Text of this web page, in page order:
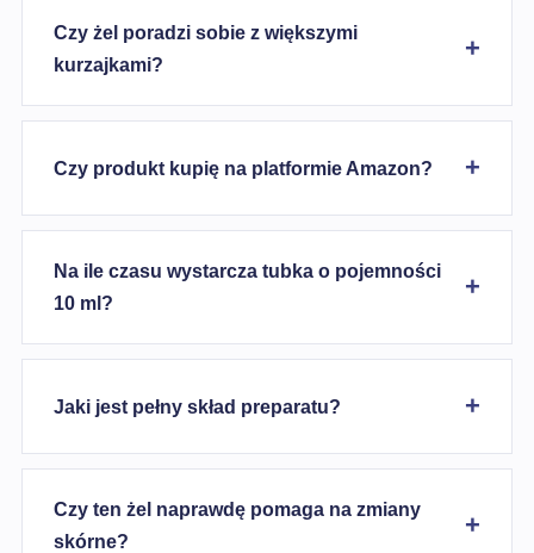
Czy żel poradzi sobie z większymi
kurzajkami?
Czy produkt kupię na platformie Amazon?
Na ile czasu wystarcza tubka o pojemności
10 ml?
Jaki jest pełny skład preparatu?
Czy ten żel naprawdę pomaga na zmiany
skórne?